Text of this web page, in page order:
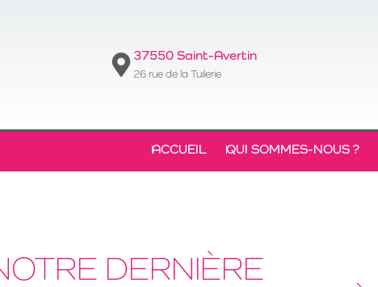
37550 Saint-Avertin
26 rue de la Tuilerie
ACCUEIL QUI SOMMES-NOUS ?
DERNIÈRE